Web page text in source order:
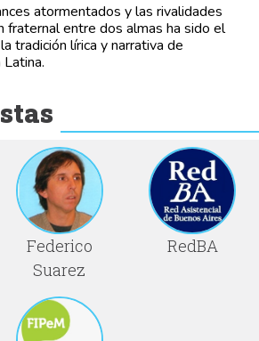
atormentados y las rivalidades
fraternal entre dos almas ha sido el
tradición lírica y narrativa de
Federico
Suarez
RedBA